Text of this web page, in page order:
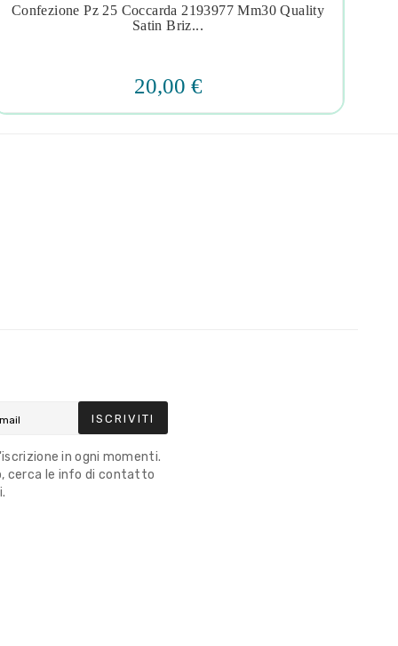
 
Confezione Pz 25 Coccarda 2193977 Mm30 Quality
Satin Briz...
20,00 €
ISCRIVITI
in ogni momenti.
cerca le info di contatto